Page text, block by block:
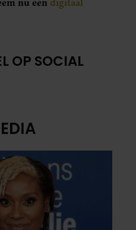
OP SOCIAL